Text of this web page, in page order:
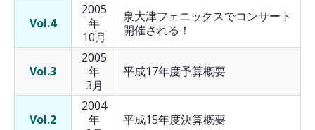
Vol.4
2005
年
10月
泉大津フェニックスでコンサート
開催される！
Vol.3
2005
年
3月
平成17年度予算概要
Vol.2
2004
年
平成15年度決算概要